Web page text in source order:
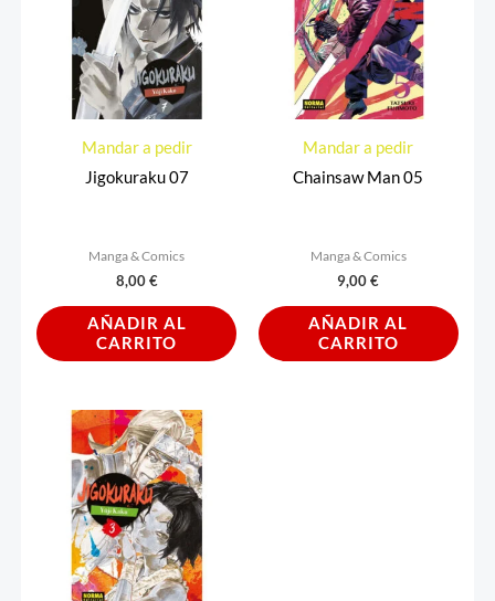
Mandar a pedir
Jigokuraku 07
Manga & Comics
8,00€
AÑADIR AL
CARRITO
Mandar a pedir
Chainsaw Man 05
Manga & Comics
9,00€
AÑADIR AL
CARRITO